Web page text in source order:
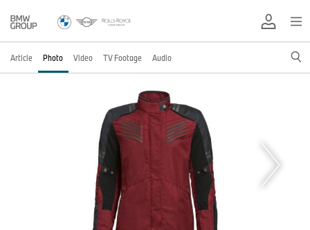
Article Photo Video TV Footage Audio